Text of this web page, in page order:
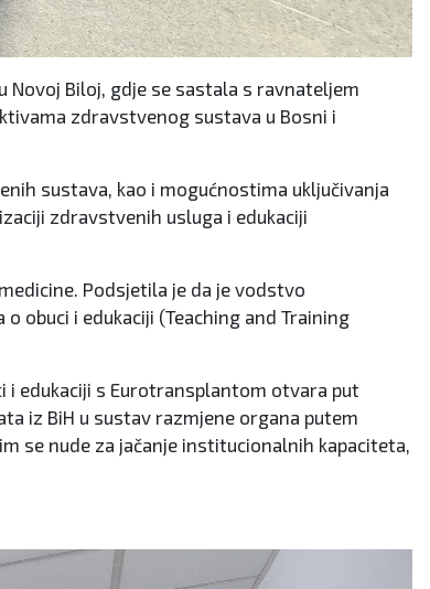
Novoj Biloj, gdje se sastala s ravnateljem
zdravstvenog sustava u Bosni i
sustava, kao i mogućnostima uključivanja
zdravstvenih usluga i edukaciji
Podsjetila je da je vodstvo
obuci i edukaciji (Teaching and Training
i edukaciji s Eurotransplantom otvara put
iz BiH u sustav razmjene organa putem
se nude za jačanje institucionalnih kapaciteta,